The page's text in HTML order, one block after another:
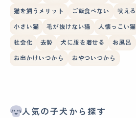
猫を飼うメリット ご飯食べない 吠える
小さい猫 毛が抜けない猫 人懐っこい猫
社会化 去勢 犬に服を着せる お風呂
お出かけいつから おやついつから
人気の子犬から探す